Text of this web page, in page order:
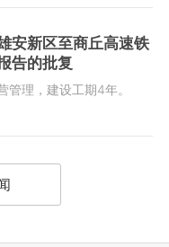
安新区至商丘高速铁
告的批复
理，建设工期4年。